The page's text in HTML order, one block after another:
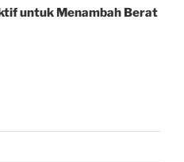
untuk Menambah Berat